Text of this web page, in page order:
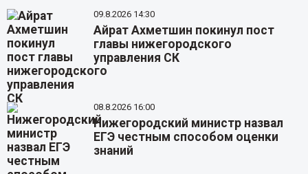
09.8.2026 14:30
Айрат Ахметшин покинул пост
главы нижегородского
управления СК
08.8.2026 16:00
Нижегородский министр назвал
ЕГЭ честным способом оценки
знаний